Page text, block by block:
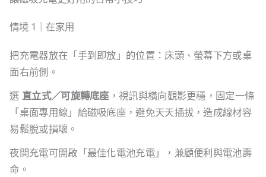
情境 1｜在家用
把充電器放在「手到即放」的位置：床頭、螢幕下方或桌
面右前側。
選 直立式／可旋轉底座，視訊與橫向觀影更穩，固定一條
「桌面專用線」給磁吸底座，避免天天插拔，造成線材容
易鬆脫或損壞。
夜間充電可開啟「最佳化電池充電」，兼顧便利與電池壽
命。